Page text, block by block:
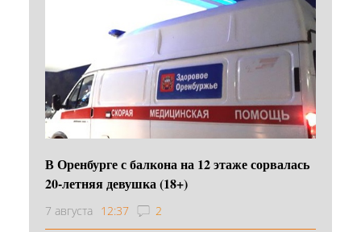
В Оренбурге с балкона на 12 этаже сорвалась
20-летняя девушка (18+)
7 августа 12:37 2